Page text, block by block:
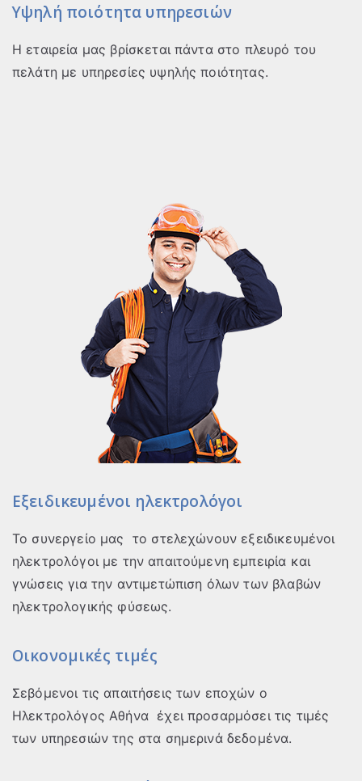
Υψηλή ποιότητα υπηρεσιών
Η εταιρεία μας βρίσκεται πάντα στο πλευρό του
πελάτη με υπηρεσίες υψηλής ποιότητας.
Εξειδικευμένοι ηλεκτρολόγοι
Το συνεργείο μας το στελεχώνουν εξειδικευμένοι
ηλεκτρολόγοι με την απαιτούμενη εμπειρία και
γνώσεις για την αντιμετώπιση όλων των βλαβών
ηλεκτρολογικής φύσεως.
Οικονομικές τιμές
Σεβόμενοι τις απαιτήσεις των εποχών ο
Ηλεκτρολόγος Αθήνα έχει προσαρμόσει τις τιμές
των υπηρεσιών της στα σημερινά δεδομένα.